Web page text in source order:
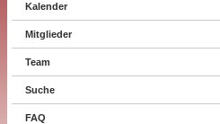
Kalender
Mitglieder
Team
Suche
FAQ